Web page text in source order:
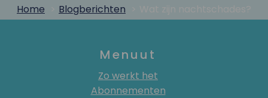
Home Blogberichten
Menuut
Zo werkt het
Abonnementen